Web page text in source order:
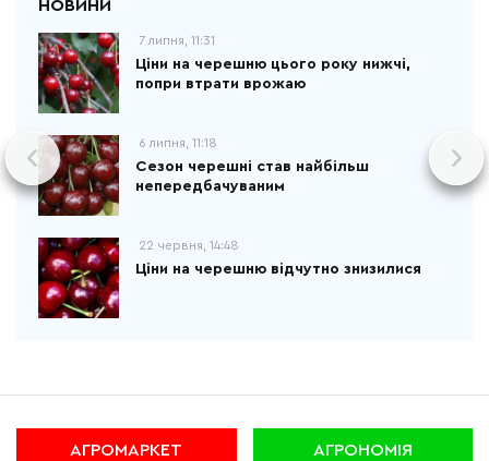
7 липня, 11:31
Ціни на черешню цього року нижчі,
попри втрати врожаю
6 липня, 11:18
Сезон черешні став найбільш
непередбачуваним
22 червня, 14:48
Ціни на черешню відчутно знизилися
АГРОМАРКЕТ АГРОНОМІЯ